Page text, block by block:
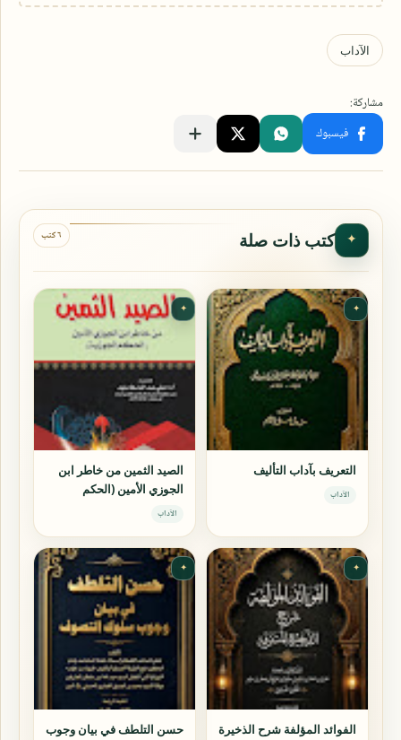
✦ كتب ذات صلة ٦ كتب
✦
التعريف بآداب التأليف
الآداب
✦
الصيد الثمين من خاطر ابن
الجوزي الأمين (الحكم
الجوزية)
الآداب
✦
الفوائد المؤلفة شرح الذخيرة
✦
حسن التلطف في بيان وجوب